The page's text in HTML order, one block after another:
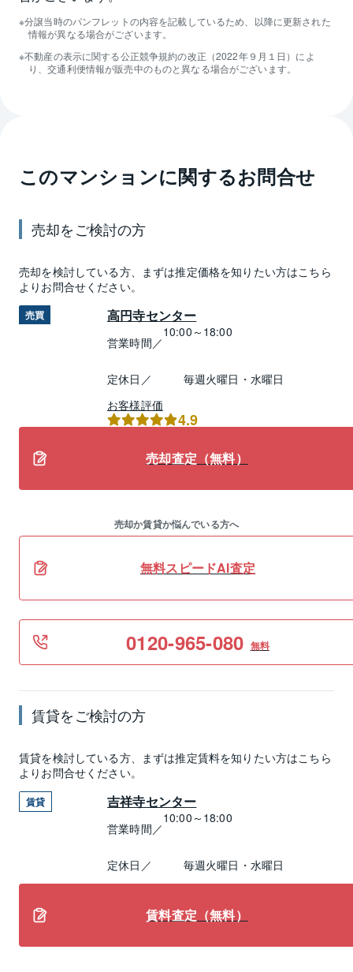
分譲当時のパンフレットの内容を記載しているため、以降に更新された
情報が異なる場合がございます。
不動産の表示に関する公正競争規約の改正（2022年９月１日）によ
り、交通利便情報が販売中のものと異なる場合がございます。
このマンションに関するお問合せ
売却をご検討の方
売却を検討している方、まずは推定価格を知りたい方はこちら
よりお問合せください。
売買 高円寺センター
営業時間／
10:00～18:00
定休日／
毎週火曜日・水曜日
お客様評価
4.9
売却査定（無料）
売却か賃貸か悩んでいる方へ
無料スピードAI査定
0120-965-080 無料
賃貸をご検討の方
賃貸を検討している方、まずは推定賃料を知りたい方はこちら
よりお問合せください。
賃貸 吉祥寺センター
営業時間／
10:00～18:00
定休日／ 毎週火曜日・水曜日
賃料査定（無料）